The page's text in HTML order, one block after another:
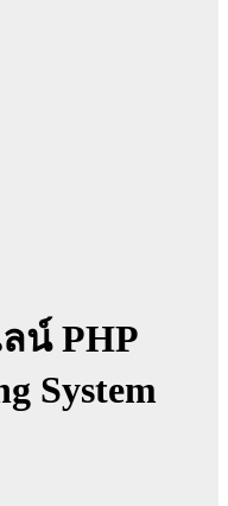
PDO MySQL อีก
น์ PHP
System